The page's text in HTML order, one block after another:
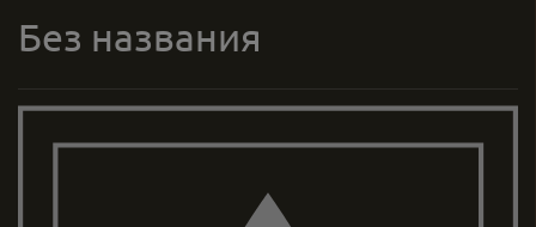
Без названия